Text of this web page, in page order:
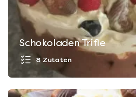
Schokoladen Trifle
8 Zutaten